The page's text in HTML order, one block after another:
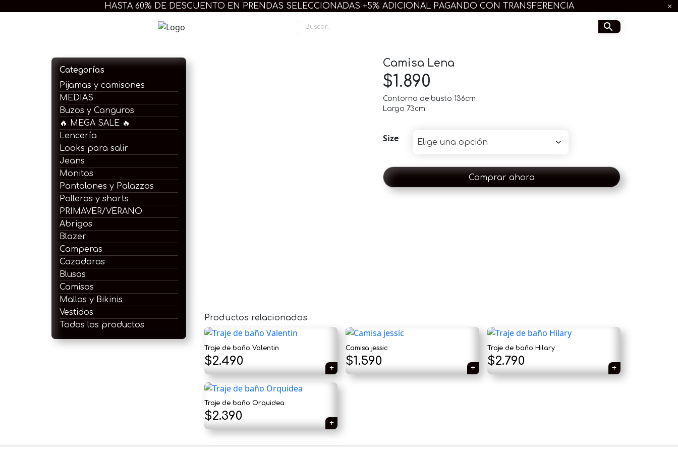
HASTA 60% DE DESCUENTO EN PRENDAS SELECCIONADAS +5% ADICIONAL PAGANDO CON TRANSFERENCIA
Categorías
Pijamas y camisones
MEDIAS
Buzos y Canguros
🔥 MEGA SALE 🔥
Lencería
Looks para salir
Jeans
Monitos
Pantalones y Palazzos
Polleras y shorts
PRIMAVER/VERANO
Abrigos
Blazer
Camperas
Cazadoras
Blusas
Camisas
Mallas y Bikinis
Vestidos
Todos los productos
Camisa Lena
$1.890
Contorno de busto 136cm
Largo 73cm
Size
Comprar ahora
Productos relacionados
Traje de baño Valentin
$2.490
Camisa jessic
El
precio
$1.590El
precio
Traje de baño Hilary
$2.790
Traje de baño Orquidea
$2.390